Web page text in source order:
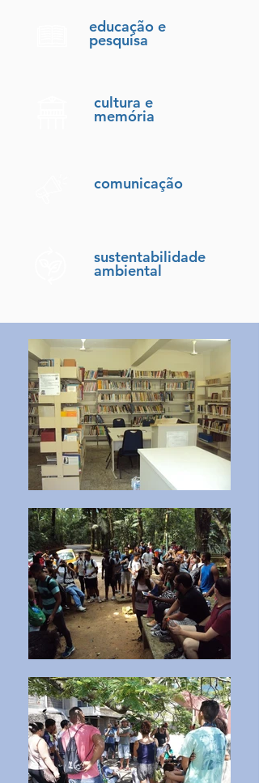
educação e
pesquisa
cultura e
memória
comunicação
sustentabilidade
ambiental